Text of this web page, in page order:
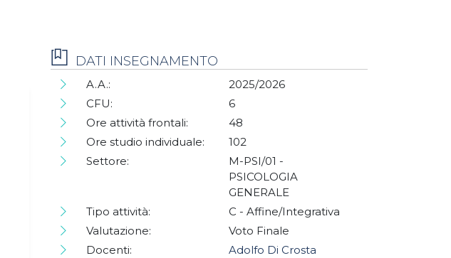
DATI INSEGNAMENTO
A.A.:
2025/2026
CFU:
6
Ore attività frontali:
48
Ore studio individuale:
102
Settore:
M-PSI/01 -
PSICOLOGIA
GENERALE
Tipo attività:
C - Affine/Integrativa
Valutazione:
Voto Finale
Docenti:
Adolfo Di Crosta